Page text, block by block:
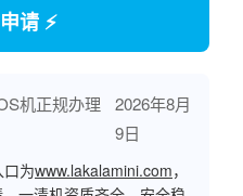
请 ⚡
机正规办理
2026年8月
9日
为www.lakalamini.com，